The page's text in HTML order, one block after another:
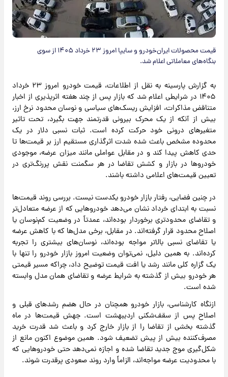
قیمت محصولات ایران‌خودرو و سایپا امروز ۲۳ خرداد ۱۴۰۵ از سوی
بنگاه‌های معاملاتی اعلام شد.
به گزارش پارسینه به نقل از اطلاعات، قیمت خودرو امروز ۲۳ خرداد
۱۴۰۵ در شرایطی اعلام شد که بازار پس از چند هفته اثرپذیری از اخبار
متناقض مذاکرات، افزایش ریسک‌های سیاسی و نوسان محدود نرخ ارز،
بیش از آنکه از یک محرک بیرونی قدرتمند جهت بگیرد، تحت تاثیر
متغیرهای درونی خود حرکت کرده است. ثبات نسبی دلار در یک
محدوده مشخص باعث شده شدت اثرگذاری مستقیم ارز بر قیمت‌ها تا
حدی کاهش پیدا کند و در مقابل عواملی مانند میزان عرضه، موجودی
خودروها در بازار و کشش تقاضا در هر سگمنت نقش پررنگ‌تری در
تعیین قیمت‌های اعلامی داشته باشند.
در چنین فضایی، رفتار بازار خودرو یکدست نیست. بررسی روند قیمت‌ها
نسبت به ابتدای خرداد نشان می‌دهد خودروهایی که از عرضه متعادل‌تر
و تقاضای محدودتری برخوردار بوده‌اند، عمدتاً در وضعیت کم‌نوسان یا
اصلاح محدود قرار گرفته‌اند. در مقابل، برخی مدل‌ها که با کاهش عرضه
یا تقاضای نسبی بالاتر مواجه بوده‌اند، نوسان‌های بیشتری را تجربه
کرده‌اند. به همین دلیل، نمی‌توان وضعیت امروز بازار خودرو را تنها با
یک گزاره کلی مانند رشد یا افت قیمت توضیح داد، چراکه مسیر قیمتی
هر خودرو بیش از گذشته به شرایط عرضه و تقاضای همان مدل وابسته
شده است.
ازنگاه کارشناسی، بازار خودرو همچنان در حال هضم رشدهای قبلی و
اصلاح پس از سقف‌شکنی اردیبهشت است. جهش قیمت‌ها در ماه
گذشته بخشی از تقاضا را از بازار خارج کرد و باعث شد قدرت خرید
مصرف‌کننده بیش از پیش تضعیف شود. همین موضوع اکنون مانع از
شکل‌گیری موج جدید تقاضا شده و اجازه نمی‌دهد حتی خودروهایی که
با محدودیت عرضه مواجه‌اند، الزاماً وارد روند صعودی پرقدرت شوند.